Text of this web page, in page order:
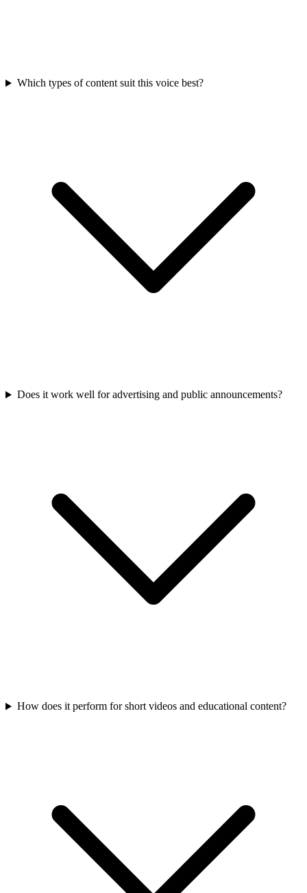
Which types of content suit this voice best?
Does it work well for advertising and public announcements?
How does it perform for short videos and educational content?